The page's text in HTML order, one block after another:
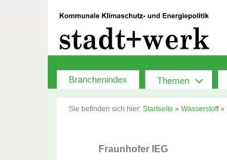
Branchenindex Themen
Sie befinden sich hier: Startseite » Wasserstoff»
Fraunhofer IEG